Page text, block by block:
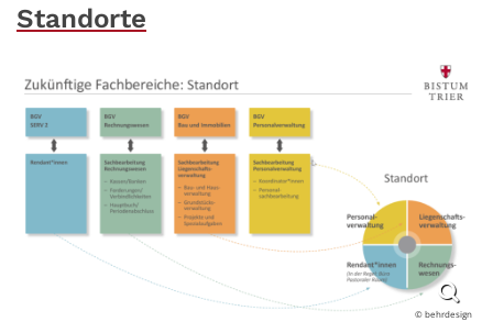
Standorte
© behrdesign